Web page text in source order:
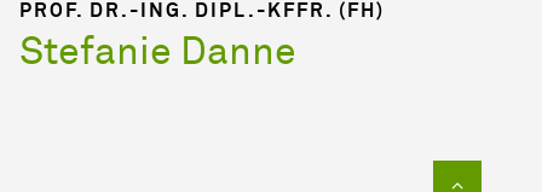
PROF. DR.-ING. DIPL.-KFFR. (FH)
Stefanie Danne